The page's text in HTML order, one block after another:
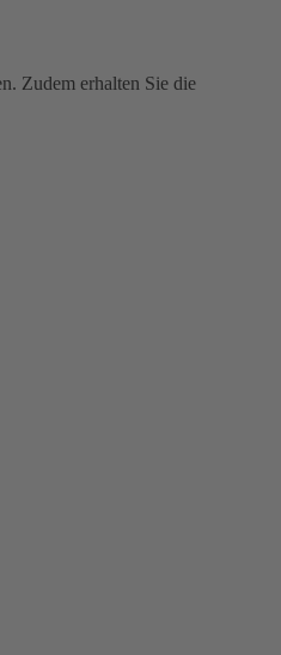
Zudem erhalten Sie die